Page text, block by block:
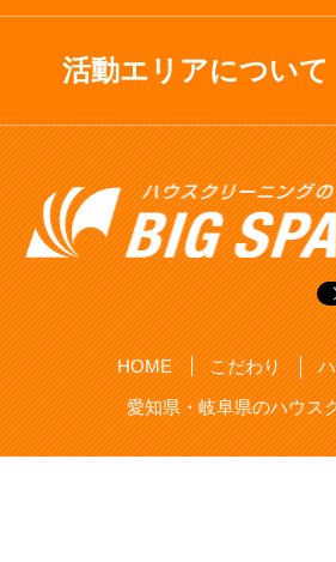
活動エリアについて
HOME こだわり
愛知県・岐阜県のハウス